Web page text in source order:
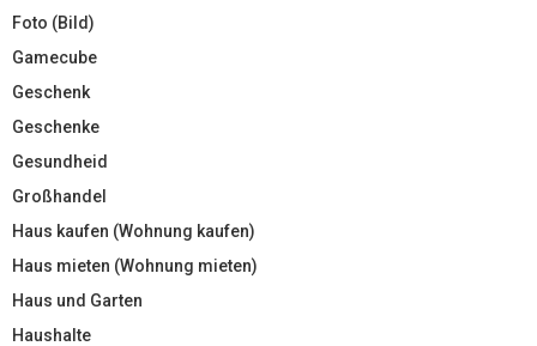
Foto (Bild)
Gamecube
Geschenk
Geschenke
Gesundheid
Großhandel
Haus kaufen (Wohnung kaufen)
Haus mieten (Wohnung mieten)
Haus und Garten
Haushalte